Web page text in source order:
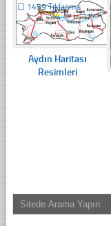
☐ 1459 Tıklanma
Aydın Haritası
Resimleri